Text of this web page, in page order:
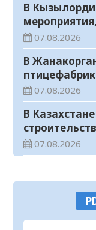
В
07.08.2026
В
07.08.2026
В
волоконно-
07.08.2026
07.08.2026
Прогноз